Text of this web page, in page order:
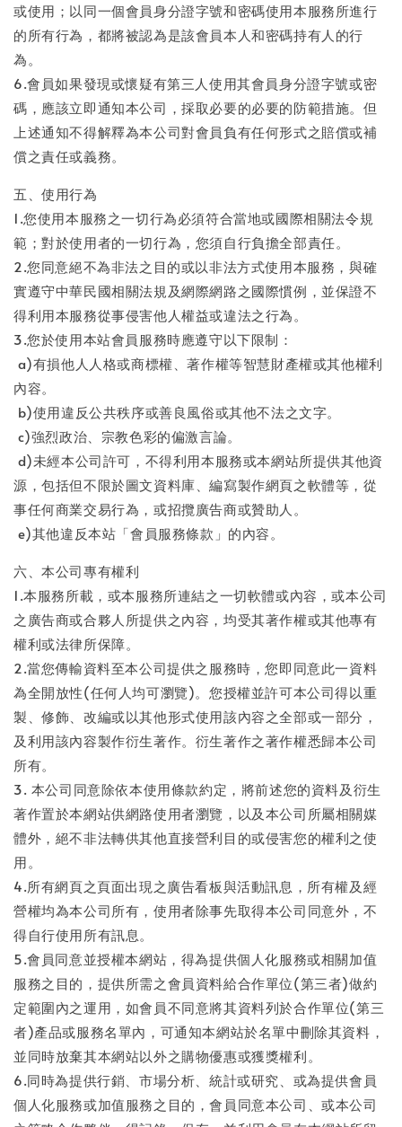
或使用；以同一個會員身分證字號和密碼使用本服務所進行
的所有行為，都將被認為是該會員本人和密碼持有人的行
為。
6.會員如果發現或懷疑有第三人使用其會員身分證字號或密
碼，應該立即通知本公司，採取必要的必要的防範措施。但
上述通知不得解釋為本公司對會員負有任何形式之賠償或補
償之責任或義務。
五、使用行為
1.您使用本服務之一切行為必須符合當地或國際相關法令規
範；對於使用者的一切行為，您須自行負擔全部責任。
2.您同意絕不為非法之目的或以非法方式使用本服務，與確
實遵守中華民國相關法規及網際網路之國際慣例，並保證不
得利用本服務從事侵害他人權益或違法之行為。
3.您於使用本站會員服務時應遵守以下限制：
a)有損他人人格或商標權、著作權等智慧財產權或其他權利
內容。
b)使用違反公共秩序或善良風俗或其他不法之文字。
c)強烈政治、宗教色彩的偏激言論。
d)未經本公司許可，不得利用本服務或本網站所提供其他資
源，包括但不限於圖文資料庫、編寫製作網頁之軟體等，從
事任何商業交易行為，或招攬廣告商或贊助人。
e)其他違反本站「會員服務條款」的內容。
六、本公司專有權利
1.本服務所載，或本服務所連結之一切軟體或內容，或本公司
之廣告商或合夥人所提供之內容，均受其著作權或其他專有
權利或法律所保障。
2.當您傳輸資料至本公司提供之服務時，您即同意此一資料
為全開放性(任何人均可瀏覽)。您授權並許可本公司得以重
製、修飾、改編或以其他形式使用該內容之全部或一部分，
及利用該內容製作衍生著作。衍生著作之著作權悉歸本公司
所有。
3. 本公司同意除依本使用條款約定，將前述您的資料及衍生
著作置於本網站供網路使用者瀏覽，以及本公司所屬相關媒
體外，絕不非法轉供其他直接營利目的或侵害您的權利之使
用。
4.所有網頁之頁面出現之廣告看板與活動訊息，所有權及經
營權均為本公司所有，使用者除事先取得本公司同意外，不
得自行使用所有訊息。
5.會員同意並授權本網站，得為提供個人化服務或相關加值
服務之目的，提供所需之會員資料給合作單位(第三者)做約
定範圍內之運用，如會員不同意將其資料列於合作單位(第三
者)產品或服務名單內，可通知本網站於名單中刪除其資料，
並同時放棄其本網站以外之購物優惠或獲獎權利。
6.同時為提供行銷、市場分析、統計或研究、或為提供會員
個人化服務或加值服務之目的，會員同意本公司、或本公司